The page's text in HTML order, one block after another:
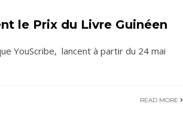
le Prix du Livre Guinéen
YouScribe, lancent à partir du 24 mai
READ MORE